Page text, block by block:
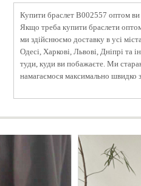
Купити браслет B002557 оптом ви
Якщо треба купити браслети
ми здійснюємо доставку в усі
Одесі, Харкові, Львові, Дніпрі та
туди, куди ви побажаєте. Ми
намагаємося максимально швидко